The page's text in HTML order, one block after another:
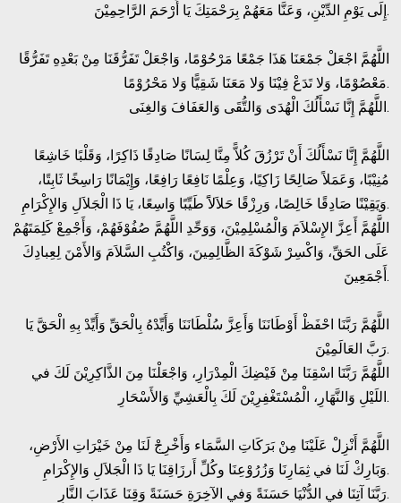
إِلَى يَوْمِ الدِّيْنِ، وَعَنَّا مَعَهُمْ بِرَحْمَتِكَ يَا أَرْحَمَ الرَّاحِمِيْنَ.
اللَّهُمَّ اجْعَلْ جَمْعَنَا هَذَا جَمْعًا مَرْحُوْمًا، وَاجْعَلْ تَفَرُّقَنَا مِنْ بَعْدِهِ تَفَرُّقًا
مَعْصُوْمًا، وَلا تَدَعْ فِيْنَا وَلا مَعَنَا شَقِيًّا وَلا مَحْرُوْمًا.
اللَّهُمَّ إِنَّا نَسْأَلُكَ الْهُدَى وَالتُّقَى وَالعَفَافَ وَالغِنَى.
اللَّهُمَّ إِنَّا نَسْأَلُكَ أَنْ تَرْزُقَ كُلاًّ مِنَّا لِسَانًا صَادِقًا ذَاكِرًا، وَقَلْبًا خَاشِعًا
مُنِيْبًا، وَعَمَلاً صَالِحًا زَاكِيًا، وَعِلْمًا نَافِعًا رَافِعًا، وَإِيْمَانًا رَاسِخًا ثَابِتًا،
وَيَقِيْنًا صَادِقًا خَالِصًا، وَرِزْقًا حَلاَلاًَ طَيِّبًا وَاسِعًا، يَا ذَا الْجَلاَلِ وَالإِكْرَامِ.
اللَّهُمَّ أَعِزَّ الإِسْلاَمَ وَالْمُسْلِمِيْنَ، وَوَحِّدِ اللَّهُمَّ صُفُوْفَهُمْ، وَأَجْمِعْ كَلِمَتَهُمْ
عَلَى الحَقِّ، وَاكْسِرْ شَوْكَةَ الظَّالِمِينَ، وَاكْتُبِ السَّلاَمَ وَالأَمْنَ لِعِبادِكَ
أَجْمَعِينَ.
اللَّهُمَّ رَبَّنَا احْفَظْ أَوْطَانَنَا وَأَعِزَّ سُلْطَانَنَا وَأَيِّدْهُ بِالْحَقِّ وَأَيِّدْ بِهِ الْحَقَّ يَا
رَبَّ العَالَمِيْنَ.
اللَّهُمَّ رَبَّنَا اسْقِنَا مِنْ فَيْضِكَ الْمِدْرَارِ، وَاجْعَلْنَا مِنَ الذَّاكِرِيْنَ لَكَ في
اللَيْلِ وَالنَّهَارِ، الْمُسْتَغْفِرِيْنَ لَكَ بِالْعَشِيِّ وَالأَسْحَارِ.
اللَّهُمَّ أَنْزِلْ عَلَيْنَا مِنْ بَرَكَاتِ السَّمَاء وَأَخْرِجْ لَنَا مِنْ خَيْرَاتِ الأَرْضِ،
وَبَارِكْ لَنَا في ثِمَارِنَا وَزُرُوْعِنَا وكُلِّ أَرزَاقِنَا يَا ذَا الْجَلاَلِ وَالإِكْرَامِ.
رَبَّنَا آتِنَا في الدُّنْيَا حَسَنَةً وَفي الآخِرَةِ حَسَنَةً وَقِنَا عَذَابَ النَّارِ.